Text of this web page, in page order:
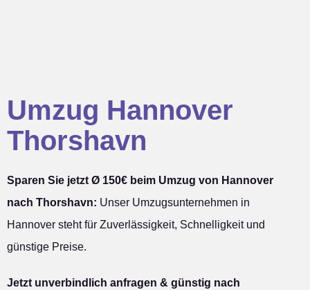
Umzug Hannover
Thorshavn
Sparen Sie jetzt Ø 150€ beim Umzug von Hannover
nach Thorshavn: Unser Umzugsunternehmen in
Hannover steht für Zuverlässigkeit, Schnelligkeit und
günstige Preise.
Jetzt unverbindlich anfragen & günstig nach